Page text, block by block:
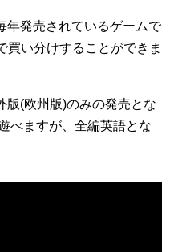
年発売されているゲームで
買い分けすることができま
版(欧州版)のみの発売とな
べますが、全編英語とな